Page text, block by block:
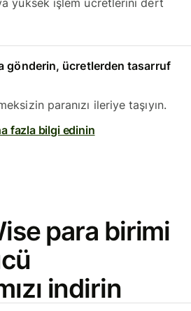
yüksek işlem ücretlerini dert
gönderin, ücretlerden tasarruf
paranızı ileriye taşıyın.
fazla bilgi edinin
para birimi
indirin